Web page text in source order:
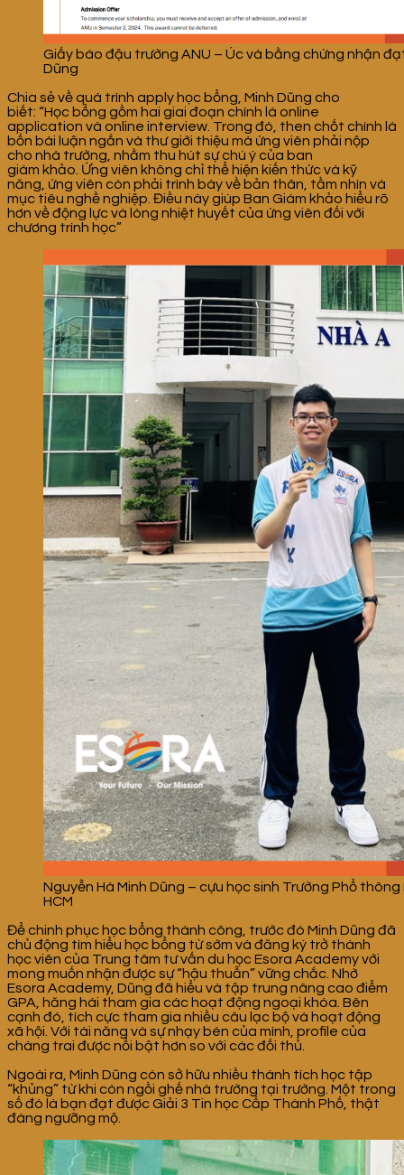
Giấy báo đậu trường ANU – Úc và bằng chứng nhận
Dũng
Chia sẻ về quá trình apply học bổng, Minh Dũng cho
biết: “Học bổng gồm hai giai đoạn chính là online
application và online interview. Trong đó, then chốt chính là
bốn bài luận ngắn và thư giới thiệu mà ứng viên phải nộp
cho nhà trường, nhằm thu hút sự chú ý của ban
giám khảo. Ứng viên không chỉ thể hiện kiến thức và kỹ
năng, ứng viên còn phải trình bày về bản thân, tầm nhìn và
mục tiêu nghề nghiệp. Điều này giúp Ban Giám khảo hiểu rõ
hơn về động lực và lòng nhiệt huyết của ứng viên đối với
chương trình học”
Nguyễn Hà Minh Dũng – cựu học sinh Trường Phổ
HCM
Để chinh phục học bổng thành công, trước đó Minh Dũng đã
chủ động tìm hiểu học bổng từ sớm và đăng ký trở thành
học viên của Trung tâm tư vấn du học Esora Academy với
mong muốn nhận được sự “hậu thuẫn” vững chắc. Nhờ
Esora Academy, Dũng đã hiểu và tập trung nâng cao điểm
GPA, hăng hái tham gia các hoạt động ngoại khóa. Bên
cạnh đó, tích cực tham gia nhiều câu lạc bộ và hoạt động
xã hội. Với tài năng và sự nhạy bén của mình, profile của
chàng trai được nổi bật hơn so với các đối thủ.
Ngoài ra, Minh Dũng còn sở hữu nhiều thành tích học tập
“khủng” từ khi còn ngồi ghế nhà trường tại trường. Một trong
số đó là bạn đạt được Giải 3 Tin học Cấp Thành Phố, thật
đáng ngưỡng mộ.